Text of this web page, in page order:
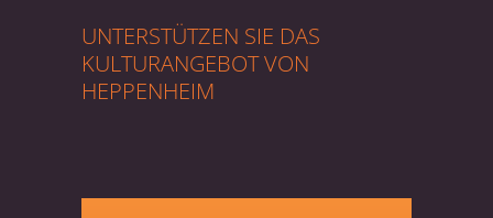
UNTERSTÜTZEN SIE DAS
KULTURANGEBOT VON
HEPPENHEIM